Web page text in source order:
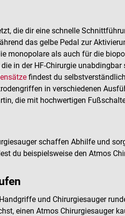
die dir eine schnelle
das gelbe Pedal zur
als auch für die
in der HF-Chirurgie
findest du
in verschiedenen
die mit hochwertigen
schaffen Abhilfe und
du beispielsweise den Atmos
und Chirurgiesauger
einen Atmos Chirurgiesauger